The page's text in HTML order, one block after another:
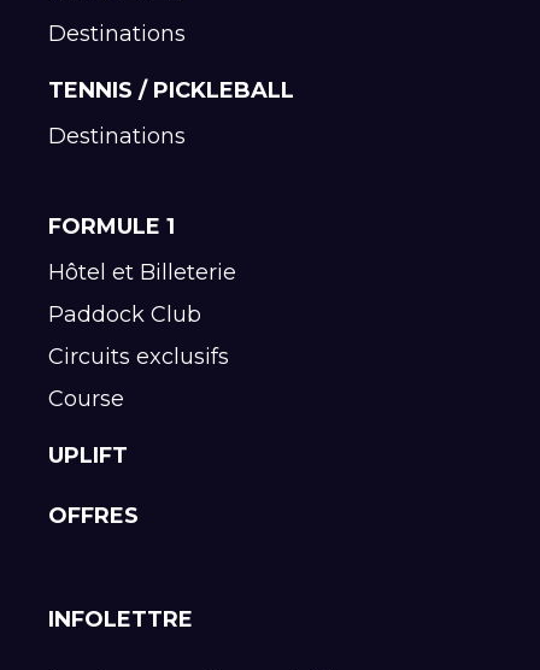
Destinations
TENNIS / PICKLEBALL
Destinations
FORMULE 1
Hôtel et Billeterie
Paddock Club
Circuits exclusifs
Course
UPLIFT
OFFRES
INFOLETTRE